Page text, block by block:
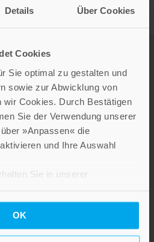
Details Über Cookies
Cookies
Sie optimal zu gestalten und
sowie zur Abwicklung von
wir Cookies. Durch Bestätigen
Sie der Verwendung unserer
»Anpassen« die
und Ihre Auswahl
Sie in unserer
OK